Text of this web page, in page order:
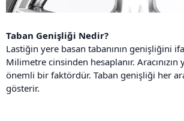
Taban Genişliği Nedir?
Lastiğin yere basan tabanının genişliğini
Milimetre cinsinden hesaplanır.
önemli bir faktördür. Taban genişliği her
gösterir.